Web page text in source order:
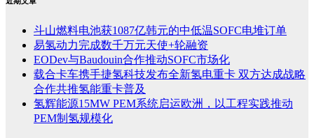
斗山燃料电池获1087亿韩元的中低温SOFC电堆订单
易氢动力完成数千万元天使+轮融资
EODev与Baudouin合作推动SOFC市场化
载合卡车携手捷氢科技发布全新氢电重卡 双方达成战略
合作共推氢能重卡普及
氢辉能源15MW PEM系统启运欧洲，以工程实践推动
PEM制氢规模化